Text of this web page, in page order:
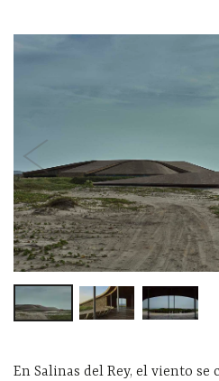
En Salinas del Rey, el viento